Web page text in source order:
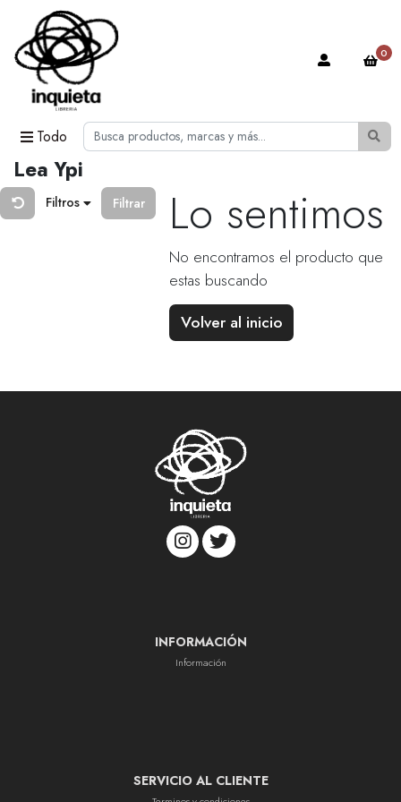
Todo
0
Lea Ypi
Filtros Filtrar Lo sentimos
No encontramos el producto que
estas buscando
Volver al inicio
INFORMACIÓN
Información
SERVICIO AL CLIENTE